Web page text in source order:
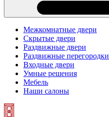
Межкомнатные двери
Скрытые двери
Раздвижные двери
Раздвижные перегородки
Входные двери
Умные решения
Мебель
Наши салоны